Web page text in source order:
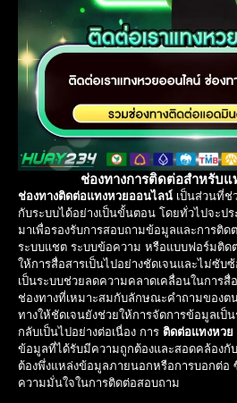
ช่องทางการติดต่อสำหรับ
ช่องทางติดต่อแทงหวยออนไลน์ เป็นส่วนที่ช่
กับระบบได้อย่างเป็นขั้นตอน โดยทั่วไปจะป
มาเพื่อรองรับการสอบถามข้อมูลและการติด
ระบบแชต ระบบข้อความ หรือแบบฟอร์มติด
ให้การสื่อสารเป็นไปอย่างชัดเจนและไม่ซับ
เป็นระบบช่วยลดความคลาดเคลื่อนในการสื่
ช่องทางที่เหมาะสมกับลักษณะคำถามของตน
ทางให้ชัดเจนยังช่วยให้การจัดการข้อมูลเป็
กลับเป็นไปอย่างต่อเนื่อง การ ติดต่อแทงหวย
ข้อมูลที่ได้รับมีความถูกต้องและสอดคล้องกั
ต้องพึ่งแหล่งข้อมูลภายนอกหรือการบอกต่อ
ความมั่นใจในการติดต่อสอบถาม